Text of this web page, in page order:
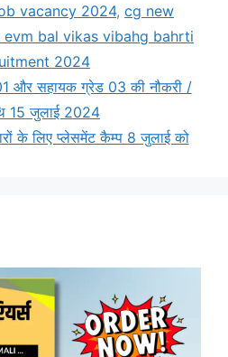
vacancy 2024, cg new
evm bal vikas vibahg bahrti
2024
और सहायक ग्रेड 03 की नौकरी /
15 जुलाई 2024
के लिए प्लेसमेंट कैम्प 8 जुलाई को